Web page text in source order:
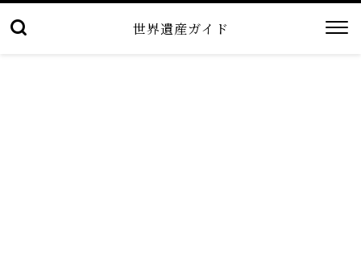
世界遺産ガイド